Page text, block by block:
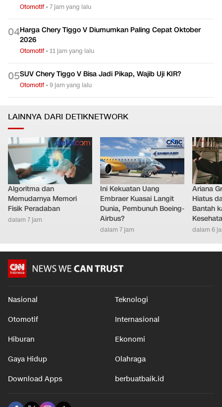
Otomotif•7 jam yang lalu
04Harga Chery Tiggo V Diumumkan Paling Cepat Oktober
2026
Otomotif•11 jam yang lalu
05SUV Chery Tiggo V Bisa Jadi Pikap, Wajib Uji KIR?
Otomotif•9 jam yang lalu
LAINNYA DARI DETIKNETWORK
Algoritma dan
Memudarnya Memori
Fisik Peradaban
dalam 7 jam
Ini Kekuatan Uang
Embraer Kuasai Langit
Dunia, Pembunuh Boeing-
Airbus?
dalam 7 jam
Ariana
Hiatus
Bantah
dalam 6
Nasional Teknologi
Otomotif Internasional
Hiburan Ekonomi
Gaya Hidup Olahraga
Download Apps berbuatbaik.id